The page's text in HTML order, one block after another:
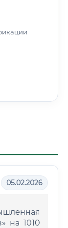
05.02.2026
на 1010